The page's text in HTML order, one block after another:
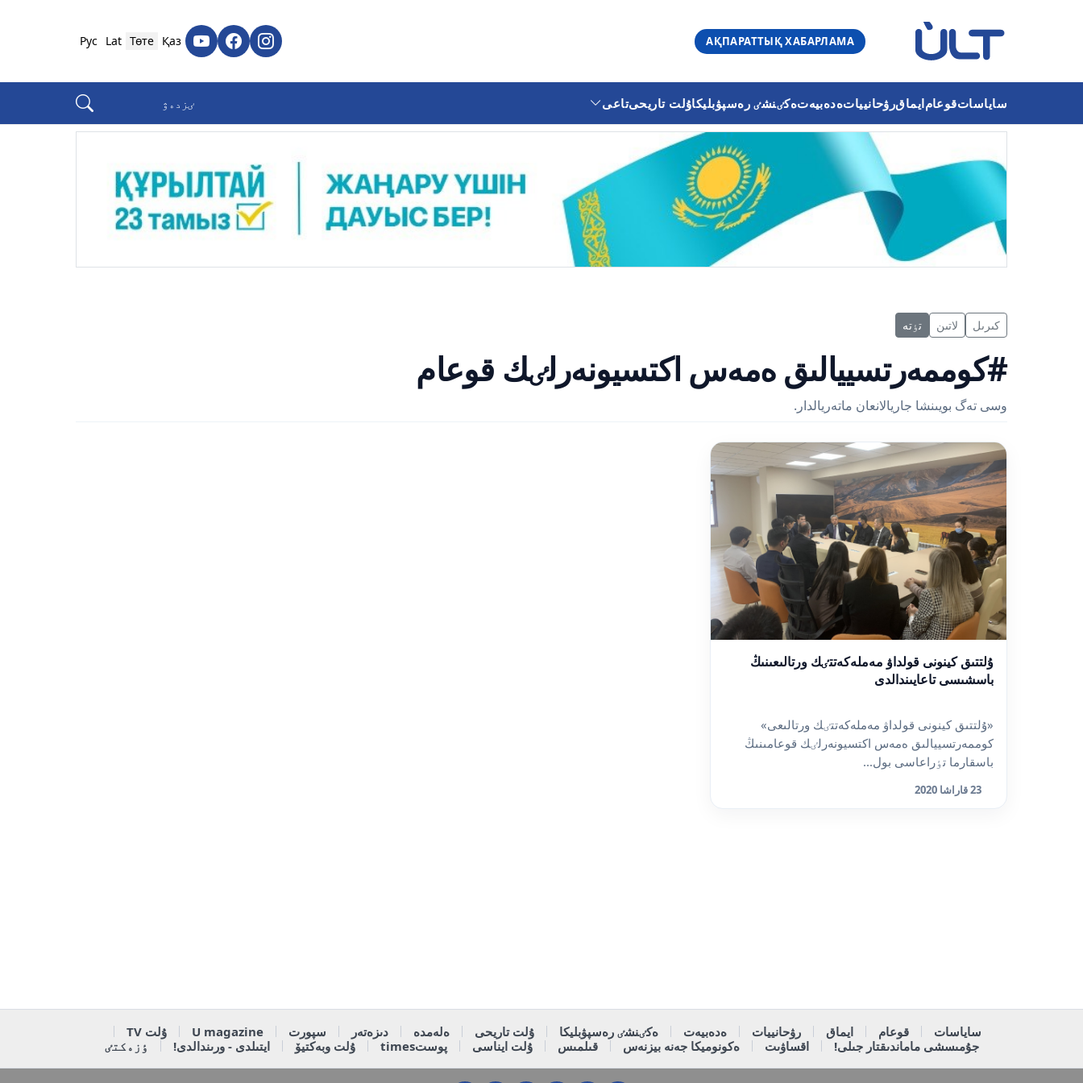
АҚПАРАТТЫҚ ХАБАРЛАМА
Қаз
Төте
Lat
Рус
ساياساتقوعامايماقرۋحانيياتەدەبيەتەكٸنشٸ رەسپۋبليكاۇلت تاريحىتاعى
كىرىل لاتىن تٶتە
#كوممەرتسييالىق ەمەس اكتسيونەرلٸك قوعام
وسى تەگ بويىنشا جاريالانعان ماتەريالدار.
ۇلتتىق كينونى قولداۋ مەملەكەتتٸك ورتالىعىنىڭ
باسشىسى تاعايىندالدى
«ۇلتتىق كينونى قولداۋ مەملەكەتتٸك ورتالىعى»
كوممەرتسييالىق ەمەس اكتسيونەرلٸك قوعامىنىڭ
باسقارما تٶراعاسى بول...
23 قاراشا 2020
ساياسات قوعام ايماق رۋحانييات ەدەبيەت ەكٸنشٸ رەسپۋبليكا ۇلت تاريحى ەلەمدە دىزەتەر سپورت U magazine
ۇلت TV
جۇمىسشى ماماندىقتار جىلى!
اقساۋىت ەكونوميكا جەنە بيزنەس قىلمىس ۇلت ايناسى پوستtimes ۇلت وبەكتيۆ ايتىلدى - ورىندالدى! ٶزەكتٸ